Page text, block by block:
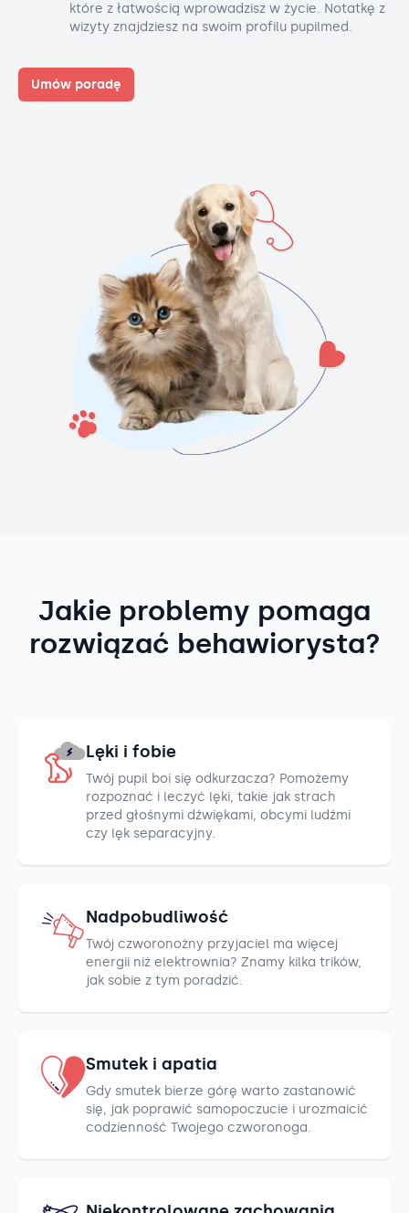
które z łatwością wprowadzisz w życie. Notatkę z
wizyty znajdziesz na swoim profilu pupilmed.
Umów poradę
Jakie problemy pomaga
rozwiązać behawiorysta?
Lęki i fobie
Twój pupil boi się odkurzacza? Pomożemy
rozpoznać i leczyć lęki, takie jak strach
przed głośnymi dźwiękami, obcymi ludźmi
czy lęk separacyjny.
Nadpobudliwość
Twój czworonożny przyjaciel ma więcej
energii niż elektrownia? Znamy kilka trików,
jak sobie z tym poradzić.
Smutek i apatia
Gdy smutek bierze górę warto zastanowić
się, jak poprawić samopoczucie i urozmaicić
codzienność Twojego czworonoga.